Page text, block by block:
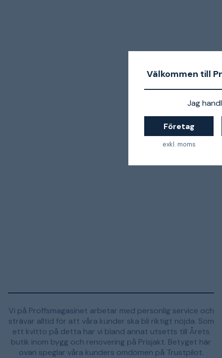
Välkommen till
Jag
Företag
exkl. moms
Vi på Proffsmagasinet arbetar med personlig service och
strävar alltid för att våra kunder ska bli riktigt nöjda. Som
ett kvitto på detta har vi bland annat utsetts till Årets
butik inom bygg och renovering på Prisjakt. Betyget här
ovan speglar våra kunders omdömen på Trustpilot.